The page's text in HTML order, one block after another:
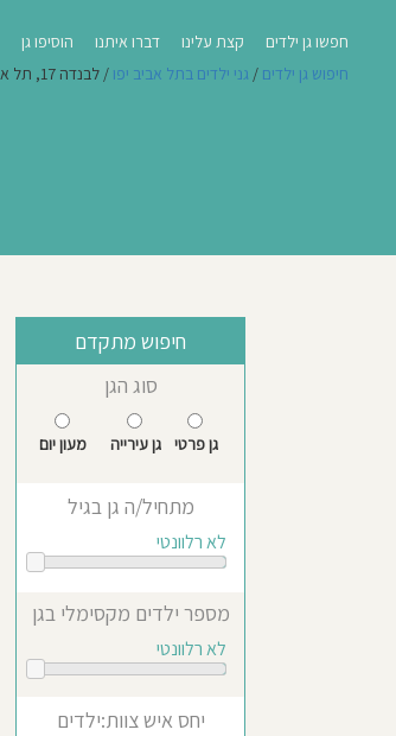
חפשו גן ילדים קצת עלינו דברו איתנו הוסיפו גן
חיפוש גן ילדים / גני ילדים בתל אביב יפו / לבנדה 17, תל אביב יפו
חיפוש מתקדם
סוג הגן
גן פרטי גן עירייה מעון יום
מתחיל/ה גן בגיל
לא רלוונטי
מספר ילדים מקסימלי בגן
לא רלוונטי
יחס איש צוות:ילדים